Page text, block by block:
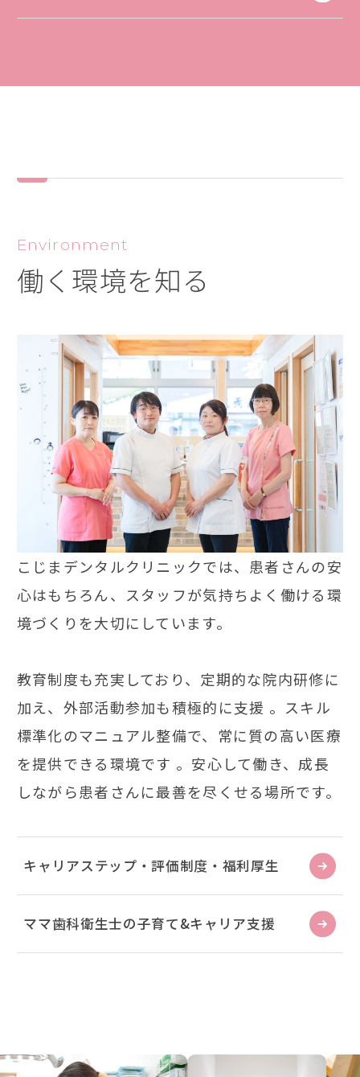
働く環境を知る
Environment
こじまデンタルクリニックでは、患者さんの安
心はもちろん、スタッフが気持ちよく働ける環
境づくりを大切にしています。
教育制度も充実しており、定期的な院内研修に
加え、外部活動参加も積極的に支援 。スキル
標準化のマニュアル整備で、常に質の高い医療
を提供できる環境です 。安心して働き、成長
しながら患者さんに最善を尽くせる場所です。
キャリアステップ・評価制度・福利厚生
ママ歯科衛生士の子育て&キャリア支援